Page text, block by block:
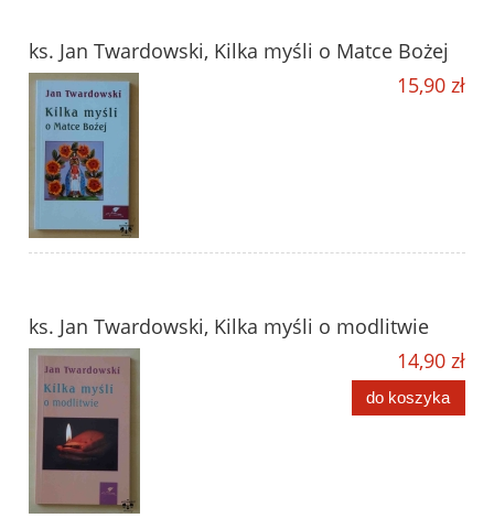
ks. Jan Twardowski, Kilka myśli o Matce Bożej
15,90 zł
ks. Jan Twardowski, Kilka myśli o modlitwie
14,90 zł
do koszyka